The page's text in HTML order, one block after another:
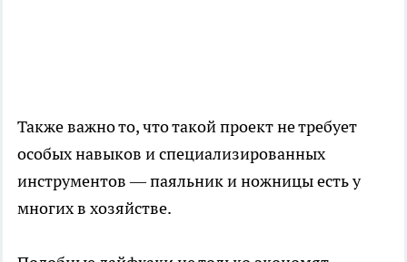
Также важно то, что такой проект не требует
особых навыков и специализированных
инструментов — паяльник и ножницы есть у
многих в хозяйстве.